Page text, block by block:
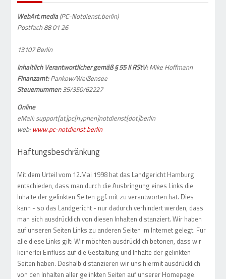
WebArt.media(PC-Notdienst.berlin)
Postfach 88 01 26
13107 Berlin
Inhaltlich Verantwortlicher gemäß § 55 II RStV:Mike Hoffmann
Finanzamt:Pankow/Weißensee
Steuernummer:35/350/62227
Online
eMail: support[at]pc[hyphen]notdienst[dot]berlin
web: www.pc-notdienst.berlin
Haftungsbeschränkung
Mit dem Urteil vom 12.Mai 1998 hat das Landgericht Hamburg
entschieden, dass man durch die Ausbringung eines Links die
Inhalte der gelinkten Seiten ggf. mit zu verantworten hat. Dies
kann - so das Landgericht - nur dadurch verhindert werden, dass
man sich ausdrücklich von diesen Inhalten distanziert. Wir haben
auf unseren Seiten Links zu anderen Seiten im Internet gelegt. Für
alle diese Links gilt: Wir möchten ausdrücklich betonen, dass wir
keinerlei Einfluss auf die Gestaltung und Inhalte der gelinkten
Seiten haben. Deshalb distanzieren wir uns hiermit ausdrücklich
von den Inhalten aller gelinkten Seiten auf unserer Homepage.